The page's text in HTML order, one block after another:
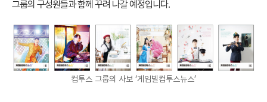
그룹의 구성원들과 함께 꾸려 나갈 예정입니다.
컴투스 그룹의 사보 ‘게임빌컴투스뉴스’